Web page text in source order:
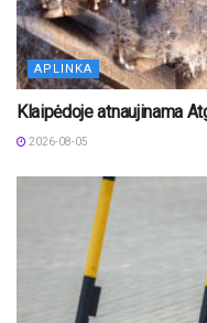
APLINKA
Klaipėdoje atnaujinama
2026-08-05